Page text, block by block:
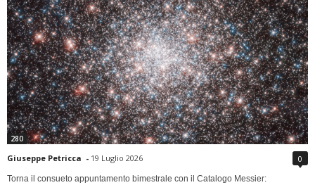
280
Giuseppe Petricca - 19 Luglio 2026 0
Torna il consueto appuntamento bimestrale con il Catalogo Messier: